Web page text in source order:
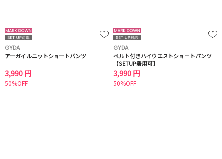
GYDA
アーガイルニットショートパンツ
3,990 円
50%OFF
GYDA
ベルト付きハイウエストショートパンツ
【SETUP着用可】
3,990 円
50%OFF